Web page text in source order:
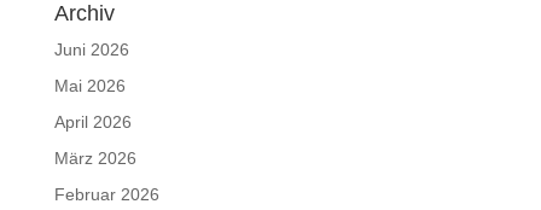
Archiv
Juni 2026
Mai 2026
April 2026
März 2026
Februar 2026